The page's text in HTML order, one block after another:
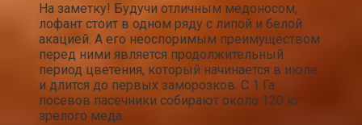
На заметку! Будучи отличным медоносом,
лофант стоит в одном ряду с липой и белой
акацией. А его неоспоримым преимуществом
перед ними является продолжительный
период цветения, который начинается в июле
и длится до первых заморозков. С 1 Га
посевов пасечники собирают около 120 кг
зрелого меда.